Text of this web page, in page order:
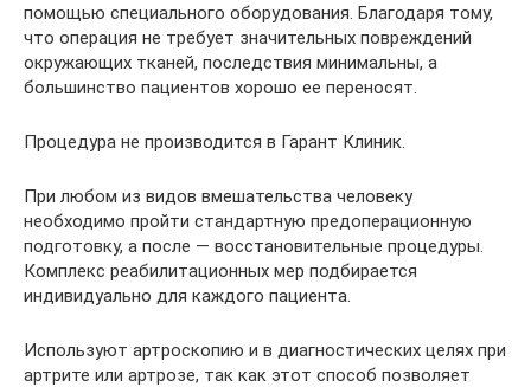
помощью специального оборудования. Благодаря тому,
что операция не требует значительных повреждений
окружающих тканей, последствия минимальны, а
большинство пациентов хорошо ее переносят.
Процедура не производится в Гарант Клиник.
При любом из видов вмешательства человеку
необходимо пройти стандартную предоперационную
подготовку, а после — восстановительные процедуры.
Комплекс реабилитационных мер подбирается
индивидуально для каждого пациента.
Используют артроскопию и в диагностических целях при
артрите или артрозе, так как этот способ позволяет